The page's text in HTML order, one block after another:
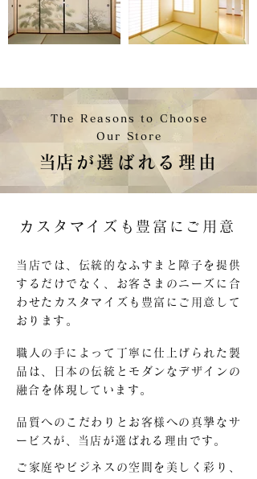
The Reasons to Choose
Our Store
​当店が選ばれる理由
カスタマイズも豊富にご用意
当店では、伝統的なふすまと障子を提供
するだけでなく、お客さまのニーズに合
わせたカスタマイズも豊富にご用意して
おります。
職人の手によって丁寧に仕上げられた製
品は、日本の伝統とモダンなデザインの
融合を体現しています。
品質へのこだわりとお客様への真摯なサ
ービスが、当店が選ばれる理由です。
ご家庭やビジネスの空間を美しく彩り、